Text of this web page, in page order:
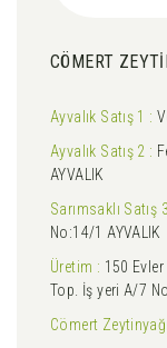
CÖMERT
Ayvalık Satış 1 :
Ayvalık Satış 2 :
AYVALIK
Sarımsaklı Satış
No:14/1 AYVALIK
Üretim : 150
Top. İş yeri A/7
Cömert